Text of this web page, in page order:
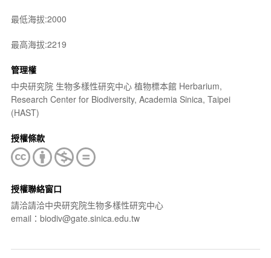
最低海拔:2000
最高海拔:2219
管理權
中央研究院 生物多樣性研究中心 植物標本館 Herbarium,
Research Center for Biodiversity, Academia Sinica, Taipei
(HAST)
授權條款
授權聯絡窗口
請洽請洽中央研究院生物多樣性研究中心
email：biodiv@gate.sinica.edu.tw